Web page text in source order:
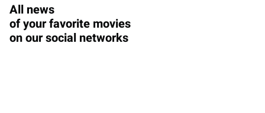
All news
of your favorite movies
on our social networks